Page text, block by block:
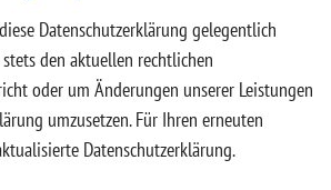
Datenschutzerklärung gelegentlich
den aktuellen rechtlichen
oder um Änderungen unserer Leistungen
umzusetzen. Für Ihren erneuten
Datenschutzerklärung.